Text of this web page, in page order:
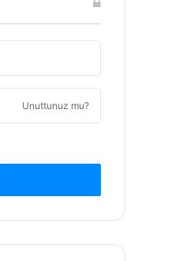
Unuttunuz mu?